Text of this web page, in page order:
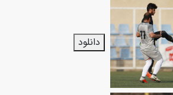
دانلود